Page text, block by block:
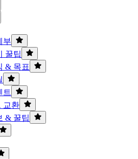
부
꿀팁
& 목표
트
교환
& 꿀팁